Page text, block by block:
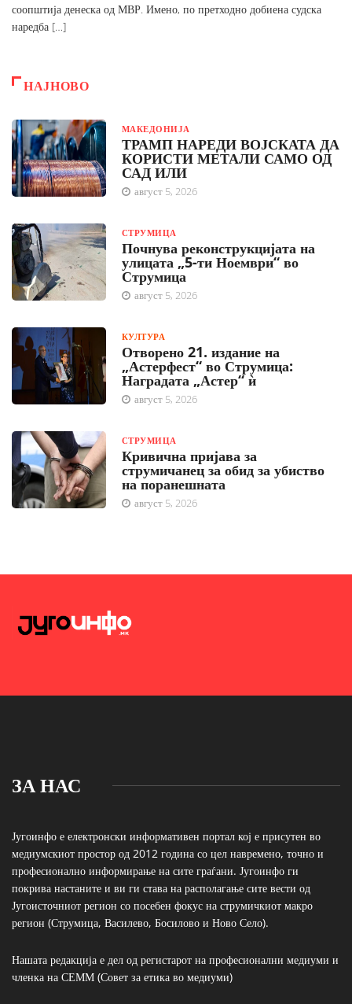
соопштија денеска од МВР. Имено, по претходно добиена судска
наредба […]
НАЈНОВО
МАКЕДОНИЈА
ТРАМП НАРЕДИ ВОЈСКАТА ДА
КОРИСТИ МЕТАЛИ САМО ОД
САД ИЛИ
август 5, 2026
СТРУМИЦА
Почнува реконструкцијата на
улицата „5-ти Ноември“ во
Струмица
август 5, 2026
КУЛТУРА
Отворено 21. издание на
„Астерфест“ во Струмица:
Наградата „Астер“ ѝ
август 5, 2026
СТРУМИЦА
Кривична пријава за
струмичанец за обид за убиство
на поранешната
август 5, 2026
ЗА НАС
Југоинфо е електронски информативен портал кој е присутен во
медиумскиот простор од 2012 година со цел навремено, точно и
професионално информирање на сите граѓани. Југоинфо ги
покрива настаните и ви ги става на располагање сите вести од
Југоисточниот регион со посебен фокус на струмичкиот макро
регион (Струмица, Василево, Босилово и Ново Село).
Нашата редакција е дел од регистарот на професионални медиуми и
членка на СЕММ (Совет за етика во медиуми)